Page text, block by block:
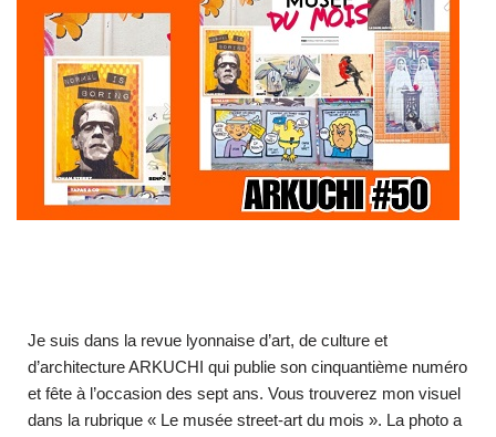
Je suis dans la revue lyonnaise d’art, de culture et
d’architecture ARKUCHI qui publie son cinquantième numéro
et fête à l’occasion des sept ans. Vous trouverez mon visuel
dans la rubrique « Le musée street-art du mois ». La photo a